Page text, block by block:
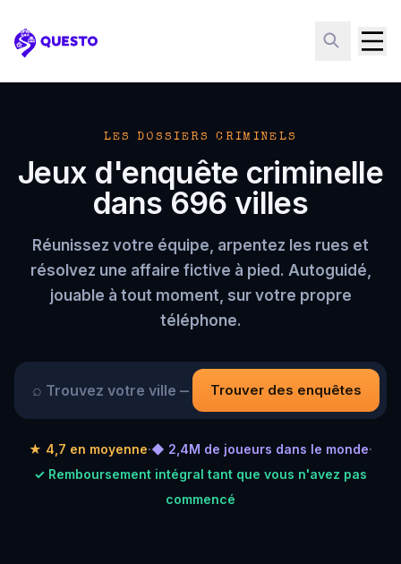
Questo
LES DOSSIERS CRIMINELS
Jeux d'enquête criminelle
dans 696 villes
Réunissez votre équipe, arpentez les rues et
résolvez une affaire fictive à pied. Autoguidé,
jouable à tout moment, sur votre propre
téléphone.
⌕ Trouver des enquêtes
★ 4,7 en moyenne·◆ 2,4M de joueurs dans le monde·
✓ Remboursement intégral tant que vous n'avez pas
commencé